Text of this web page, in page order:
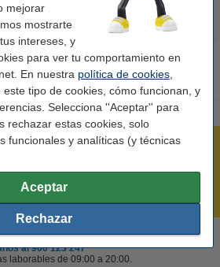
mejorar
mostrarte
intereses, y
para ver tu comportamiento en
En nuestra política de cookies
tipo de cookies, cómo funcionan, y
Selecciona ''Aceptar'' para
rechazar estas cookies, solo
funcionales y analíticas (y técnicas
Aceptar
Rechazar
al 900 123 247
laborables de 09:00 a 20:00.